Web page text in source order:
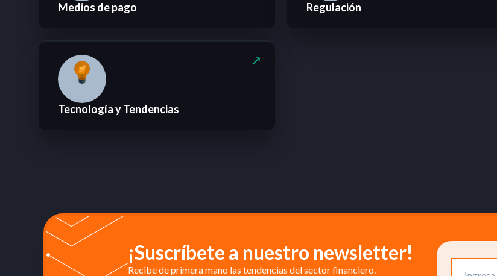
Medios de pago Regulación
Tecnología y Tendencias
¡Suscríbete a nuestro newsletter!
Recibe de primera mano las tendencias del sector financiero.